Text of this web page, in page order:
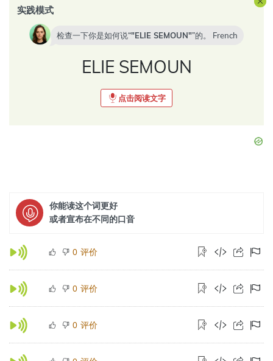
实践模式
检查一下你是如何说“ ELIE SEMOUN ”的。 French
ELIE SEMOUN
点击阅读文字
你能读这个词更好
或者宣布在不同的口音
0 评价
0 评价
0 评价